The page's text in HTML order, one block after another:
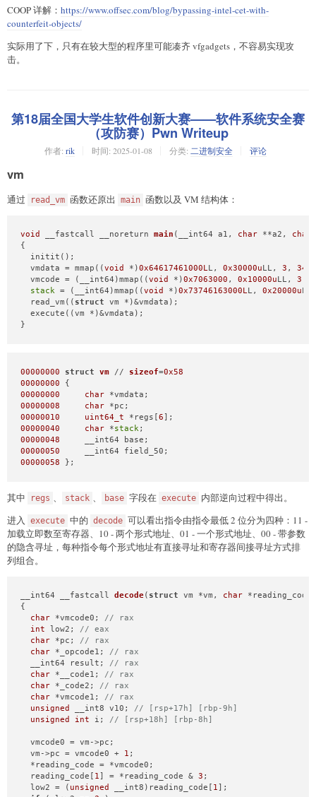
COOP 详解： https://www.offsec.com/blog/bypassing-intel-cet-with-
counterfeit-objects/
实际用了下，只有在较大型的程序里可能凑齐 vfgadgets，不容易实现攻
击。
第18届全国大学生软件创新大赛——软件系统安全赛
（攻防赛）Pwn Writeup
作者: rik 时间: 2025-01-08 分类: 二进制安全 评论
vm
通过 read_vm 函数还原出 main 函数以及 VM 结构体：
void __fastcall __noreturn main (__int64 a1, char **a2, char
{
  initit();
  vmdata = mmap((
void *)0x64617461000LL, 0x30000u LL, 3 , 34
  vmcode = (__int64)mmap((
void *)0x7063000 , 0x10000u LL, 3
stack = (__int64)mmap((void *)0x73746163000LL, 0x20000u
  read_vm((
struct vm *)&vmdata);
  execute((vm *)&vmdata);
}
00000000 struct vm // sizeof=0x58
00000000
00000000
char
00000008
char
00000010
uint64_t *regs[6
00000040
char *stack
00000048
00000050
00000058 };
其中 regs 、 stack 、 base 字段在 execute 内部逆向过程中得出。
进入
execute 中的 decode 可以看出指令由指令最低 2 位分为四种：11 -
加载立即数至寄存器、10 - 两个形式地址、01 - 一个形式地址、00 - 带参数
的隐含寻址，每种指令每个形式地址有直接寻址和寄存器间接寻址方式排
列组合。
__int64 __fastcall decode( struct vm *vm, char
{
char *vmcode0; // rax
int low2; // eax
char *pc; // rax
char *_opcode1; // rax
  __int64 result;
// rax
char *__code1; // rax
char *_code2; // rax
char *vmcode1; // rax
unsigned
__int8 v10; // [rsp+17h] [rbp-9h]
unsigned
int i; // [rsp+18h] [rbp-8h]
  vmcode0 = vm->pc;
  vm->pc = vmcode0 +
1 ;
  *reading_code = *vmcode0;
  reading_code[
1] = *reading_code & 3 ;
  low2 = (
unsigned __int8)reading_code[ 1];